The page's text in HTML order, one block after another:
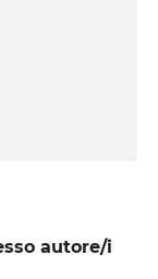
autore/i